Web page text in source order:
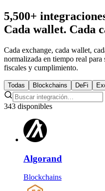
5,500+
Cada wallet. Cada
Cada exchange, cada wallet,
normalizada en tiempo real
fiscales y cumplimiento.
Todas Blockchains DeFi
343 disponibles
Algorand
Blockchains